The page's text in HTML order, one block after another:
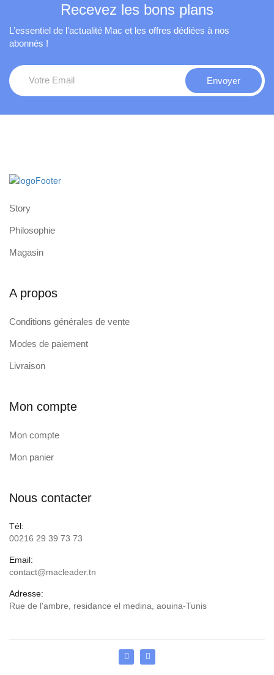
Recevez les bons plans
L’essentiel de l’actualité Mac et les offres dédiées à nos
abonnés !
Story
Philosophie
Magasin
A propos
Conditions générales de vente
Modes de paiement
Livraison
Mon compte
Mon compte
Mon panier
Nous contacter
Tél:
00216 29 39 73 73
Email:
contact@macleader.tn
Adresse:
Rue de l'ambre, residance el medina, aouina-Tunis